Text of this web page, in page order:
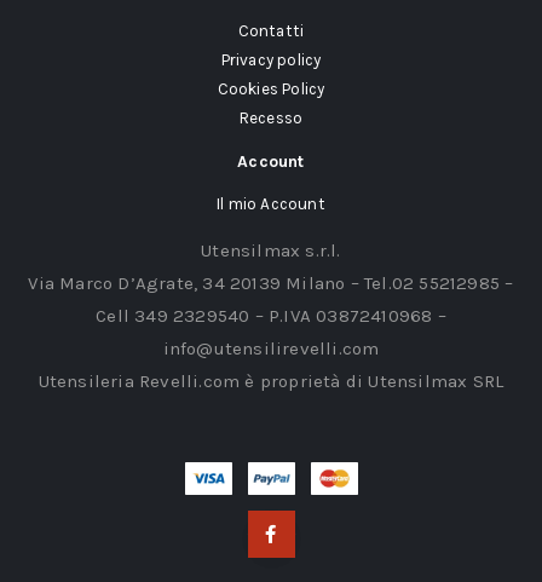
Contatti
Privacy policy
Cookies Policy
Recesso
Account
Il mio Account
Utensilmax s.r.l.
Via Marco D’Agrate, 34 20139 Milano – Tel.02 55212985 –
Cell 349 2329540 – P.IVA 03872410968 –
info@utensilirevelli.com
Utensileria Revelli.com è proprietà di Utensilmax SRL